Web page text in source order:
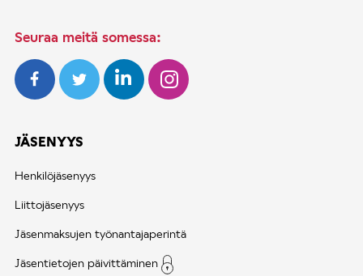
Seuraa meitä somessa:
JÄSENYYS
Henkilöjäsenyys
Liittojäsenyys
Jäsenmaksujen työnantajaperintä
Jäsentietojen päivittäminen